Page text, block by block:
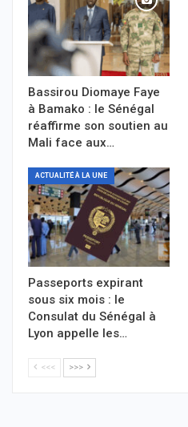
Bassirou Diomaye Faye
à Bamako : le Sénégal
réaffirme son soutien au
Mali face aux…
ACTUALITÉ À LA UNE
Passeports expirant
sous six mois : le
Consulat du Sénégal à
Lyon appelle les…
<<< >>>